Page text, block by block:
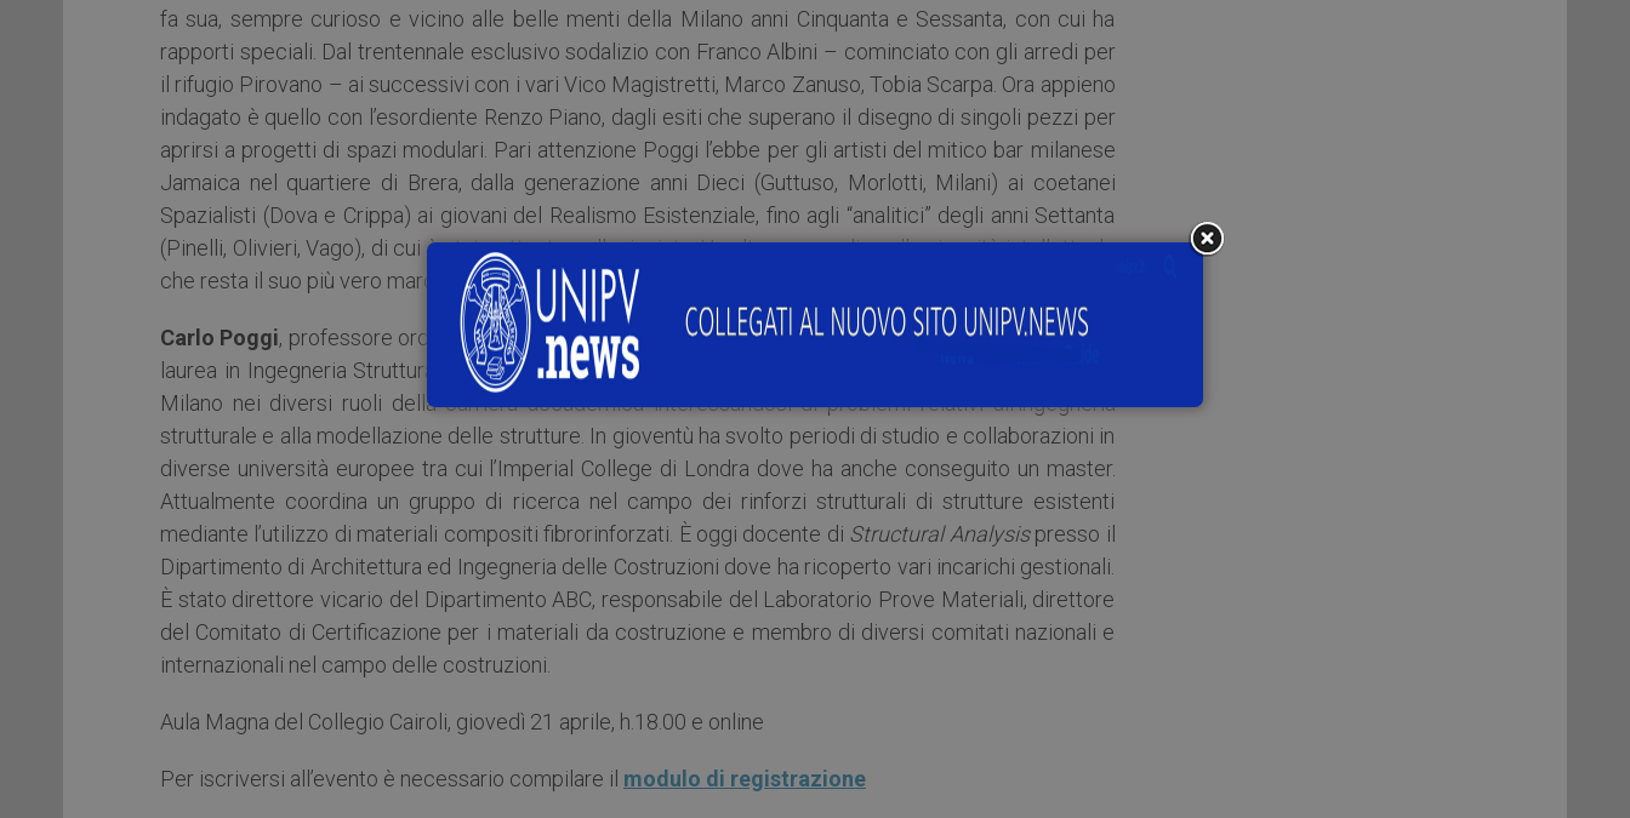
fa sua, sempre curioso e vicino alle belle menti della Milano anni Cinquanta e Sessanta, con cui ha
rapporti speciali. Dal trentennale esclusivo sodalizio con Franco Albini – cominciato con gli arredi per
il rifugio Pirovano – ai successivi con i vari Vico Magistretti, Marco Zanuso, Tobia Scarpa. Ora appieno
indagato è quello con l’esordiente Renzo Piano, dagli esiti che superano il disegno di singoli pezzi per
aprirsi a progetti di spazi modulari. Pari attenzione Poggi l’ebbe per gli artisti del mitico bar milanese
Jamaica nel quartiere di Brera, dalla generazione anni Dieci (Guttuso, Morlotti, Milani) ai coetanei
Spazialisti (Dova e Crippa) ai giovani del Realismo Esistenziale, fino agli “analitici” degli anni Settanta
(Pinelli, Olivieri, Vago), di cui è stato attento collezionista. Un altro segno di quella vivacità intellettuale
che resta il suo più vero marchio di fabbrica.
Carlo Poggi, professore ordinario di Tecnica delle Costruzioni presso il Politecnico di Milano. Dopo la
laurea in Ingegneria Strutturale nel 1980 ha sempre svolto le proprie attività presso il Politecnico di
Milano nei diversi ruoli della carriera accademica interessandosi di problemi relativi all’ingegneria
strutturale e alla modellazione delle strutture. In gioventù ha svolto periodi di studio e collaborazioni in
diverse università europee tra cui l’Imperial College di Londra dove ha anche conseguito un master.
Attualmente coordina un gruppo di ricerca nel campo dei rinforzi strutturali di strutture esistenti
mediante l’utilizzo di materiali compositi fibrorinforzati. È oggi docente di Structural Analysispresso il
Dipartimento di Architettura ed Ingegneria delle Costruzioni dove ha ricoperto vari incarichi gestionali.
È stato direttore vicario del Dipartimento ABC, responsabile del Laboratorio Prove Materiali, direttore
del Comitato di Certificazione per i materiali da costruzione e membro di diversi comitati nazionali e
internazionali nel campo delle costruzioni.
Aula Magna del Collegio Cairoli, giovedì 21 aprile, h.18.00 e online
Per iscriversi all’evento è necessario compilare il modulo di registrazione